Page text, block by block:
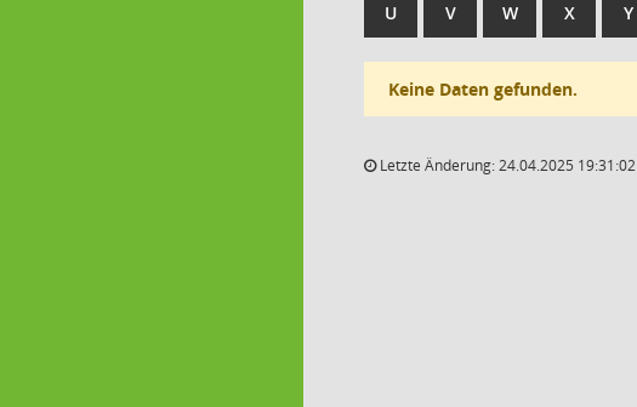
U V W X Y
Keine Daten gefunden.
Letzte Änderung: 24.04.2025 19:31:02